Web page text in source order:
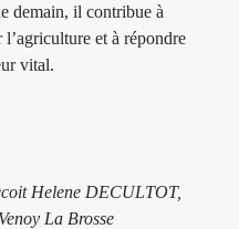
demain, il contribue à
et à répondre
vital.
Helene DECULTOT,
La Brosse